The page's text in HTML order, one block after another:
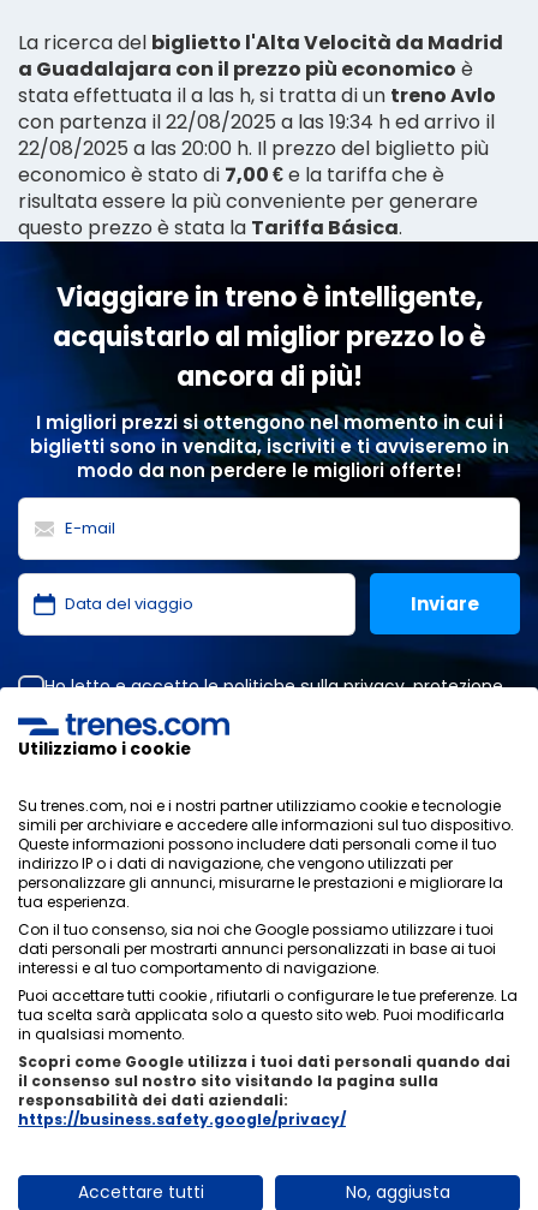
La ricerca del biglietto l'Alta Velocità da Madrid
a Guadalajara con il prezzo più economico è
stata effettuata il a las h, si tratta di un treno Avlo
con partenza il 22/08/2025 a las 19:34 h ed arrivo il
22/08/2025 a las 20:00 h. Il prezzo del biglietto più
economico è stato di 7,00 €e la tariffa che è
risultata essere la più conveniente per generare
questo prezzo è stata la Tariffa Básica.
Viaggiare in treno è intelligente,
acquistarlo al miglior prezzo lo è
ancora di più!
I migliori prezzi si ottengono nel momento in cui i
biglietti sono in vendita, iscriviti e ti avviseremo in
modo da non perdere le migliori offerte!
Ho letto e accetto lepolitiche sulla privacy,protezione
dei dati
Informativa sulla privacy
Condizioni generali
Politica sui cookies
Politica di sicurezza
Contatti
Chi siamo ixigo
Copyright © Trenes.com. Tutti i diritti riservati.
Utilizziamo i cookie
Su trenes.com, noi e i nostri partner utilizziamo cookie e tecnologie
simili per archiviare e accedere alle informazioni sul tuo dispositivo.
Queste informazioni possono includere dati personali come il tuo
indirizzo IP o i dati di navigazione, che vengono utilizzati per
personalizzare gli annunci, misurarne le prestazioni e migliorare la
tua esperienza.
Con il tuo consenso, sia noi che Google possiamo utilizzare i tuoi
dati personali per mostrarti annunci personalizzati in base ai tuoi
interessi e al tuo comportamento di navigazione.
Puoi accettare tutti cookie , rifiutarli o configurare le tue preferenze. La
tua scelta sarà applicata solo a questo sito web. Puoi modificarla
in qualsiasi momento.
Scopri come Google utilizza i tuoi dati personali quando dai
il consenso sul nostro sito visitando la pagina sulla
responsabilità dei dati aziendali:
https://business.safety.google/privacy/
Accettare tutti No, aggiusta